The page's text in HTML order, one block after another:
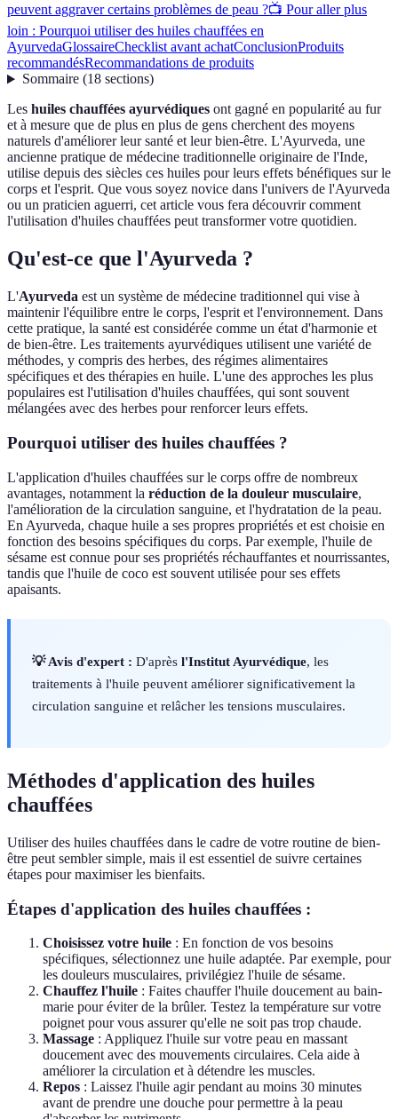
peuvent aggraver certains problèmes de peau ?📺 Pour aller plus
loin : Pourquoi utiliser des huiles chauffées en
AyurvedaGlossaireChecklist avant achatConclusionProduits
recommandésRecommandations de produits
Sommaire(18 sections)
Les huiles chauffées ayurvédiques ont gagné en popularité au fur
et à mesure que de plus en plus de gens cherchent des moyens
naturels d'améliorer leur santé et leur bien-être. L'Ayurveda, une
ancienne pratique de médecine traditionnelle originaire de l'Inde,
utilise depuis des siècles ces huiles pour leurs effets bénéfiques sur le
corps et l'esprit. Que vous soyez novice dans l'univers de l'Ayurveda
ou un praticien aguerri, cet article vous fera découvrir comment
l'utilisation d'huiles chauffées peut transformer votre quotidien.
Qu'est-ce que l'Ayurveda ?
L'Ayurveda est un système de médecine traditionnel qui vise à
maintenir l'équilibre entre le corps, l'esprit et l'environnement. Dans
cette pratique, la santé est considérée comme un état d'harmonie et
de bien-être. Les traitements ayurvédiques utilisent une variété de
méthodes, y compris des herbes, des régimes alimentaires
spécifiques et des thérapies en huile. L'une des approches les plus
populaires est l'utilisation d'huiles chauffées, qui sont souvent
mélangées avec des herbes pour renforcer leurs effets.
Pourquoi utiliser des huiles chauffées ?
L'application d'huiles chauffées sur le corps offre de nombreux
avantages, notamment la réduction de la douleur musculaire,
l'amélioration de la circulation sanguine, et l'hydratation de la peau.
En Ayurveda, chaque huile a ses propres propriétés et est choisie en
fonction des besoins spécifiques du corps. Par exemple, l'huile de
sésame est connue pour ses propriétés réchauffantes et nourrissantes,
tandis que l'huile de coco est souvent utilisée pour ses effets
apaisants.
💡 Avis d'expert : D'après l'Institut Ayurvédique, les
traitements à l'huile peuvent améliorer significativement la
circulation sanguine et relâcher les tensions musculaires.
Méthodes d'application des huiles
chauffées
Utiliser des huiles chauffées dans le cadre de votre routine de bien-
être peut sembler simple, mais il est essentiel de suivre certaines
étapes pour maximiser les bienfaits.
Étapes d'application des huiles chauffées :
Choisissez votre huile : En fonction de vos besoins
spécifiques, sélectionnez une huile adaptée. Par exemple, pour
les douleurs musculaires, privilégiez l'huile de sésame.
Chauffez l'huile : Faites chauffer l'huile doucement au bain-
marie pour éviter de la brûler. Testez la température sur votre
poignet pour vous assurer qu'elle ne soit pas trop chaude.
Massage : Appliquez l'huile sur votre peau en massant
doucement avec des mouvements circulaires. Cela aide à
améliorer la circulation et à détendre les muscles.
Repos : Laissez l'huile agir pendant au moins 30 minutes
avant de prendre une douche pour permettre à la peau